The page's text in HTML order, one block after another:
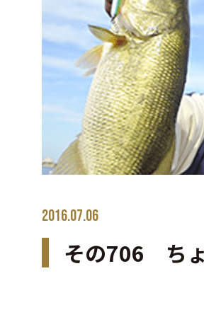
2016.07.06
その706 ち